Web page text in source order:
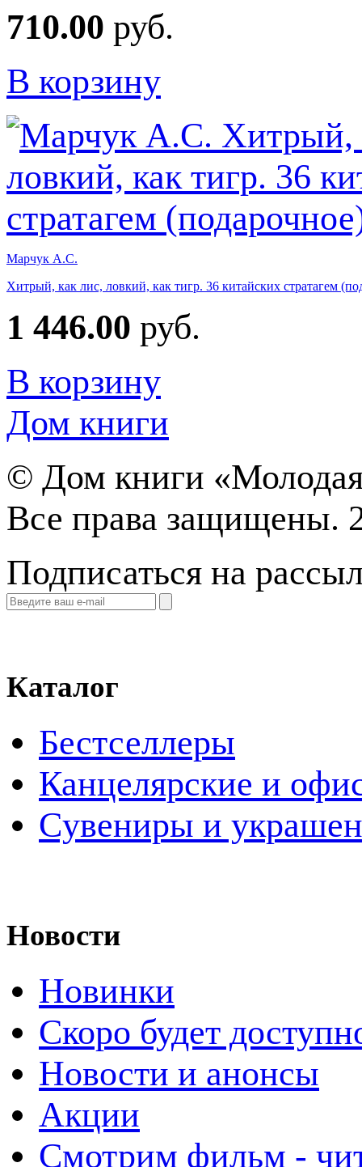
710.00 руб.
В корзину
Марчук А.С.
Хитрый, как лис, ловкий, как тигр. 36 китайских стратагем
1 446.00 руб.
В корзину
Дом книги
© Дом книги
Все права защищены.
Подписаться на
Каталог
Бестселлеры
Канцелярские и
Cувениры и
Новости
Новинки
Скоро будет
Новости и анонсы
Акции
Смотрим фильм -